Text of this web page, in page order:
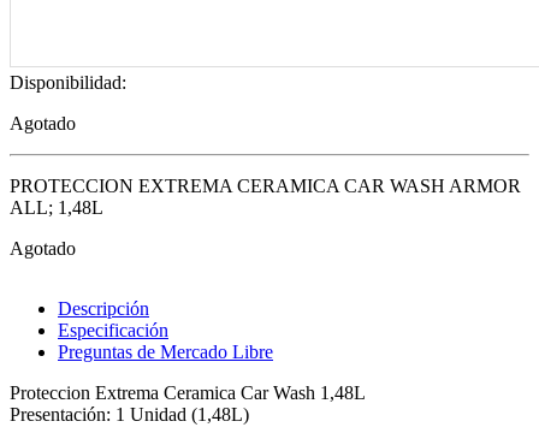
Disponibilidad:
Agotado
PROTECCION EXTREMA CERAMICA CAR WASH ARMOR
ALL; 1,48L
Agotado
Descripción
Especificación
Preguntas de Mercado Libre
Proteccion Extrema Ceramica Car Wash 1,48L
Presentación: 1 Unidad (1,48L)